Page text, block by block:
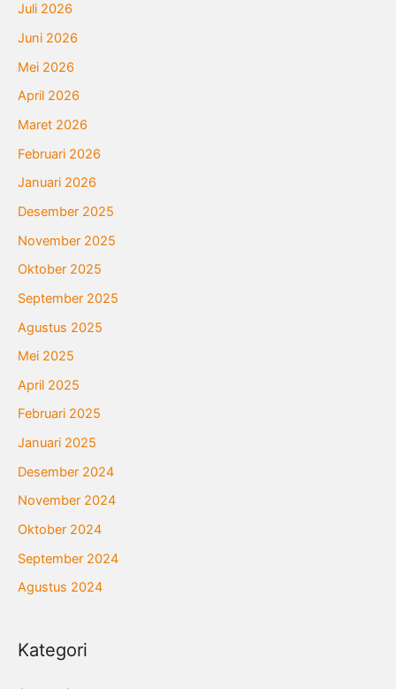
Juli 2026
Juni 2026
Mei 2026
April 2026
Maret 2026
Februari 2026
Januari 2026
Desember 2025
November 2025
Oktober 2025
September 2025
Agustus 2025
Mei 2025
April 2025
Februari 2025
Januari 2025
Desember 2024
November 2024
Oktober 2024
September 2024
Agustus 2024
Kategori